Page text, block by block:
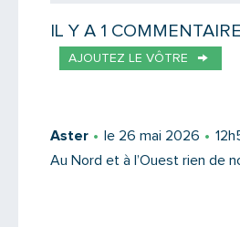
IL Y A 1 COMMENTAIRE
AJOUTEZ LE VÔTRE
Aster le 26 mai 2026
Au Nord et à l’Ouest rien de